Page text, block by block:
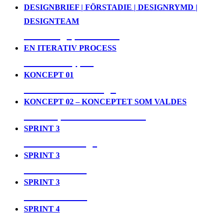
DESIGNBRIEF | FÖRSTADIE | DESIGNRYMD |
DESIGNTEAM
EN ITERATIV PROCESS
KONCEPT 01
KONCEPT 02 – KONCEPTET SOM VALDES
SPRINT 3
SPRINT 3
SPRINT 3
SPRINT 4